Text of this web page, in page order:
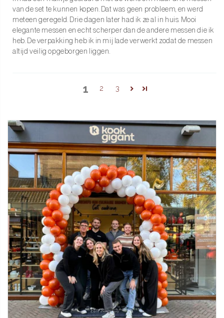
van de set te kunnen kopen. Dat was geen probleem, en werd
meteen geregeld. Drie dagen later had ik ze al in huis. Mooi
elegante messen en echt scherper dan de andere messen die ik
heb. De verpakking heb ik in mij lade verwerkt zodat de messen
altijd veilig opgeborgen liggen.
1 2 3